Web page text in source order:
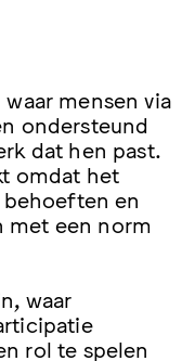
mensen via
ondersteund
dat hen past.
omdat het
en
met een norm
waar
rol te spelen